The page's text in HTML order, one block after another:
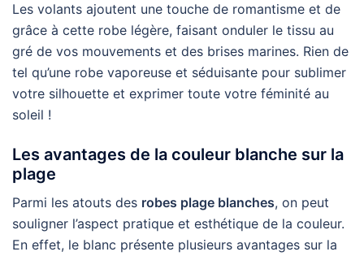
Les volants ajoutent une touche de romantisme et de
grâce à cette robe légère, faisant onduler le tissu au
gré de vos mouvements et des brises marines. Rien de
tel qu’une robe vaporeuse et séduisante pour sublimer
votre silhouette et exprimer toute votre féminité au
soleil !
Les avantages de la couleur blanche sur la
plage
Parmi les atouts des robes plage blanches, on peut
souligner l’aspect pratique et esthétique de la couleur.
En effet, le blanc présente plusieurs avantages sur la